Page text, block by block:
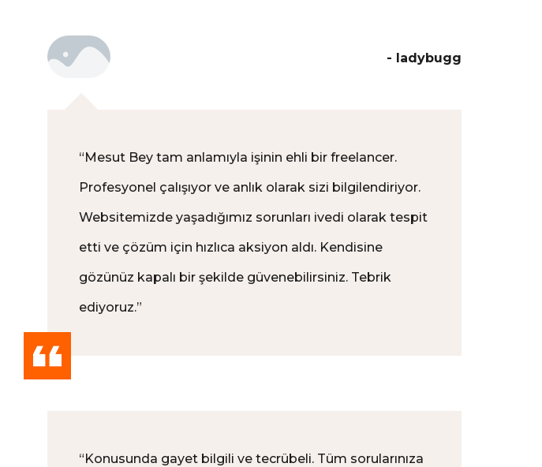
- ladybugg
“Mesut Bey tam anlamıyla işinin ehli bir freelancer.
Profesyonel çalışıyor ve anlık olarak sizi bilgilendiriyor.
Websitemizde yaşadığımız sorunları ivedi olarak tespit
etti ve çözüm için hızlıca aksiyon aldı. Kendisine
gözünüz kapalı bir şekilde güvenebilirsiniz. Tebrik
ediyoruz.”
“Konusunda gayet bilgili ve tecrübeli. Tüm sorularınıza